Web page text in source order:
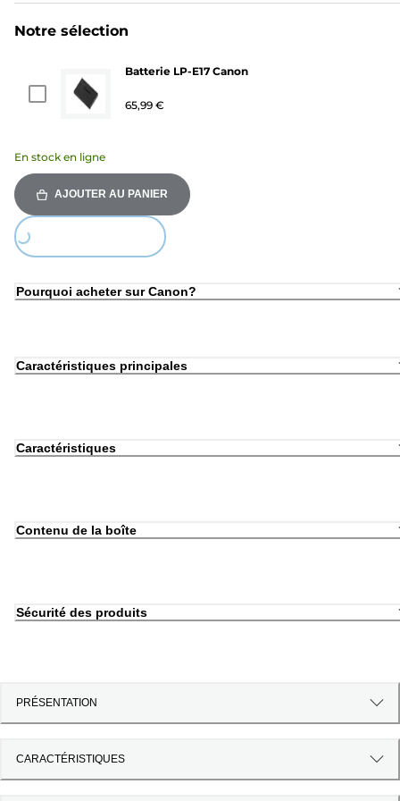
Notre sélection
Batterie LP-E17 Canon
65,99 €
En stock en ligne
AJOUTER AU PANIER
Loading...
Pourquoi acheter sur Canon?
Caractéristiques principales
Caractéristiques
Contenu de la boîte
Sécurité des produits
PRÉSENTATION
CARACTÉRISTIQUES